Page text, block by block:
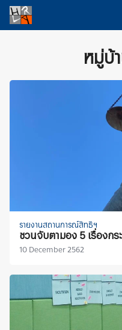
Skip
หมู่บ้
รายงานสถานการณ์สิทธิฯ
ชวนจับตามอง 5 เรื่องก
10 December 2562